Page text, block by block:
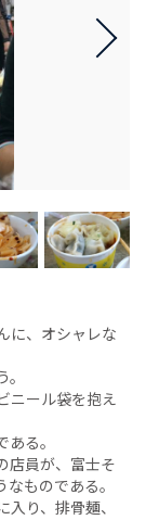
に、オシャレな
ニール袋を抱え
る。
店員が、富士そ
ものである。
り、排骨麺、